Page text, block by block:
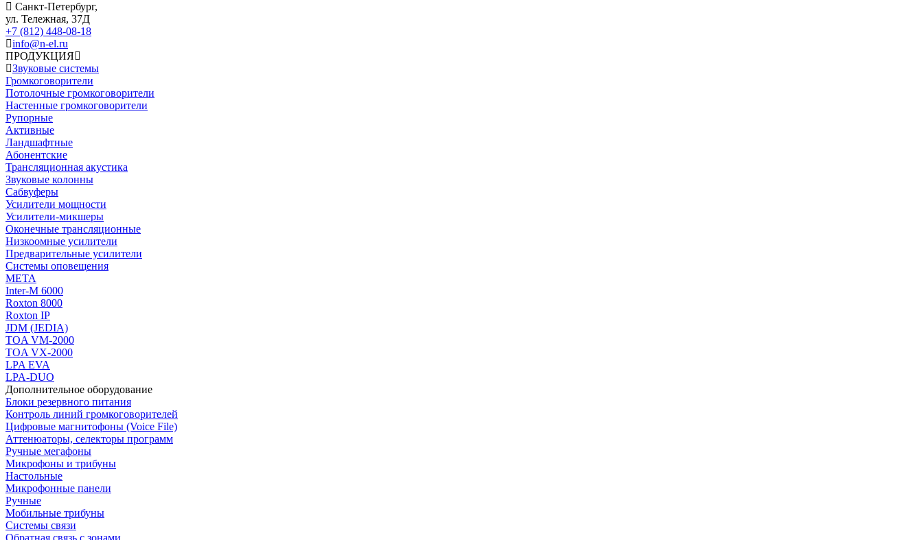
Санкт-Петербург,
ул. Тележная, 37Д
+7 (812) 448-08-18
info@n-el.ru
ПРОДУКЦИЯ
Звуковые системы
Громкоговорители
Потолочные громкоговорители
Настенные громкоговорители
Рупорные
Активные
Ландшафтные
Абонентские
Трансляционная акустика
Звуковые колонны
Сабвуферы
Усилители мощности
Усилители-микшеры
Оконечные трансляционные
Низкоомные усилители
Предварительные усилители
Системы оповещения
МЕТА
Inter-M 6000
Roxton 8000
Roxton IP
JDM (JEDIA)
TOA VM-2000
TOA VX-2000
LPA EVA
LPA-DUO
Дополнительное оборудование
Блоки резервного питания
Контроль линий громкоговорителей
Цифровые магнитофоны (Voice File)
Аттенюаторы, селекторы программ
Ручные мегафоны
Микрофоны и трибуны
Настольные
Микрофонные панели
Ручные
Мобильные трибуны
Системы связи
Обратная связь с зонами